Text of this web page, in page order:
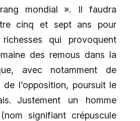
mondial ». Il faudra
cinq et sept ans pour
qui provoquent
des remous dans la
avec notamment de
l’opposition, poursuit le
Justement un homme
signifiant crépuscule